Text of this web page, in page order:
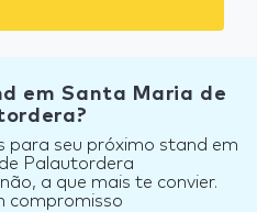
em Santa Maria de
para seu próximo stand em
Palautordera
a que mais te convier.
compromisso